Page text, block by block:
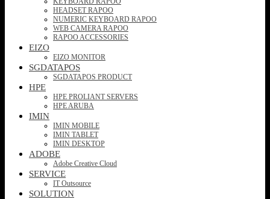
HEADSET RAPOO
NUMERIC KEYBOARD RAPOO
WEB CAMERA RAPOO
RAPOO ACCESSORIES
EIZO
EIZO MONITOR
SGDATAPOS
SGDATAPOS PRODUCT
HPE
HPE PROLIANT SERVERS
HPE ARUBA
IMIN
IMIN MOBILE
IMIN TABLET
IMIN DESKTOP
ADOBE
Adobe Creative Cloud
SERVICE
IT Outsource
SOLUTION